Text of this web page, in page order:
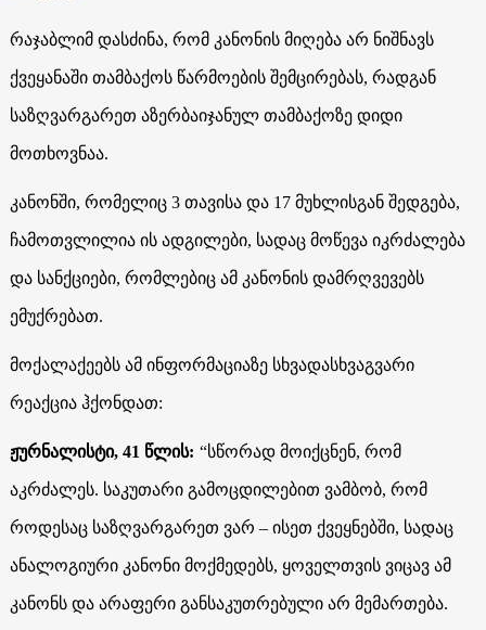
რაჯაბლიმ დასძინა, რომ კანონის მიღება არ ნიშნავს
ქვეყანაში თამბაქოს წარმოების შემცირებას, რადგან
საზღვარგარეთ აზერბაიჯანულ თამბაქოზე დიდი
მოთხოვნაა.
კანონში, რომელიც 3 თავისა და 17 მუხლისგან შედგება,
ჩამოთვლილია ის ადგილები, სადაც მოწევა იკრძალება
და სანქციები, რომლებიც ამ კანონის დამრღვევებს
ემუქრებათ.
მოქალაქეებს ამ ინფორმაციაზე სხვადასხვაგვარი
რეაქცია ჰქონდათ:
ჟურნალისტი, 41 წლის: “სწორად მოიქცნენ, რომ
აკრძალეს. საკუთარი გამოცდილებით ვამბობ, რომ
როდესაც საზღვარგარეთ ვარ – ისეთ ქვეყნებში, სადაც
ანალოგიური კანონი მოქმედებს, ყოველთვის ვიცავ ამ
კანონს და არაფერი განსაკუთრებული არ მემართება.